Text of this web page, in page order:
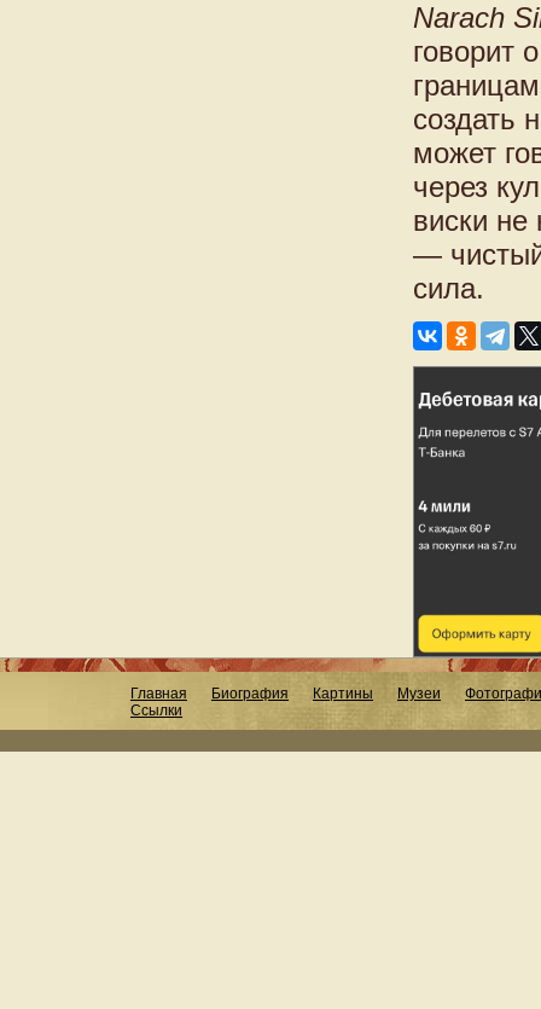
Narach
говорит
создать
может
через
виски не
—
сила.
Главная Биография Картины Музеи
Ссылки